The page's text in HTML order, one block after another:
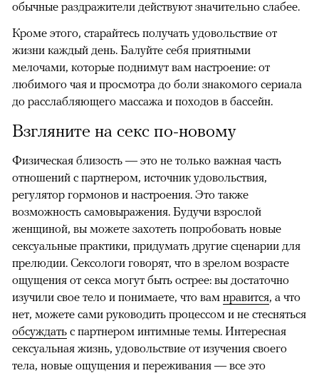
обычные раздражители действуют значительно слабее.
Кроме этого, старайтесь получать удовольствие от
жизни каждый день. Балуйте себя приятными
мелочами, которые поднимут вам настроение: от
любимого чая и просмотра до боли знакомого сериала
до расслабляющего массажа и походов в бассейн.
Взгляните на секс по-новому
Физическая близость — это не только важная часть
отношений с партнером, источник удовольствия,
регулятор гормонов и настроения. Это также
возможность самовыражения. Будучи взрослой
женщиной, вы можете захотеть попробовать новые
сексуальные практики, придумать другие сценарии для
прелюдии. Сексологи говорят, что в зрелом возрасте
ощущения от секса могут быть острее: вы достаточно
изучили свое тело и понимаете, что вам нравится, а что
нет, можете сами руководить процессом и не стесняться
обсуждать с партнером интимные темы. Интересная
сексуальная жизнь, удовольствие от изучения своего
тела, новые ощущения и переживания — все это